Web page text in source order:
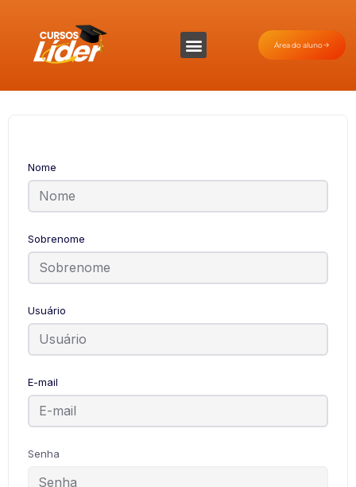
Área do aluno
Nome
Sobrenome
Usuário
E-mail
Senha